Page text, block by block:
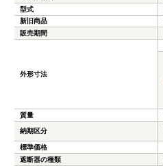
型式
新旧商品
販売期間
外形寸法
質量
納期区分
標準価格
遮断器の種類